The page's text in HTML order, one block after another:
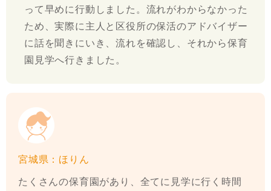
って早めに行動しました。流れがわからなかった
ため、実際に主人と区役所の保活のアドバイザー
に話を聞きにいき、流れを確認し、それから保育
園見学へ行きました。
宮城県：ほりん
たくさんの保育園があり、全てに見学に行く時間